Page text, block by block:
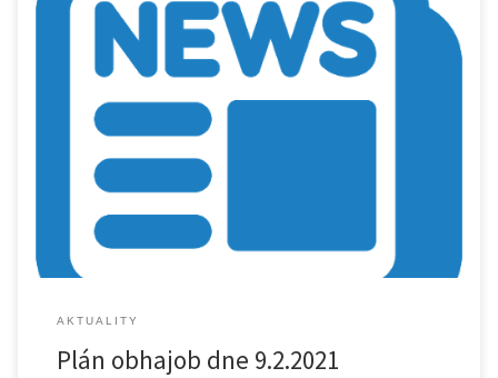
AKTUALITY
Plán obhajob dne 9.2.2021